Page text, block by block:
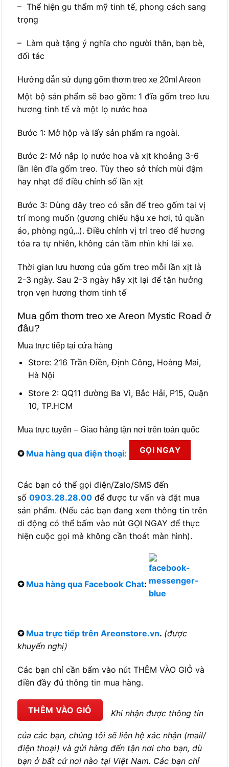
– Thể hiện gu thẩm mỹ tinh tế, phong cách sang
trọng
– Làm quà tặng ý nghĩa cho người thân, bạn bè,
đối tác
Hướng dẫn sử dụng gốm thơm treo xe 20ml Areon
Một bộ sản phẩm sẽ bao gồm: 1 đĩa gốm treo lưu
hương tinh tế và một lọ nước hoa
Bước 1: Mở hộp và lấy sản phẩm ra ngoài.
Bước 2: Mở nắp lọ nước hoa và xịt khoảng 3-6
lần lên đĩa gốm treo. Tùy theo sở thích mùi đậm
hay nhạt để điều chỉnh số lần xịt
Bước 3: Dùng dây treo có sẵn để treo gốm tại vị
trí mong muốn (gương chiếu hậu xe hơi, tủ quần
áo, phòng ngủ,..). Điều chỉnh vị trí treo để hương
tỏa ra tự nhiên, không cản tầm nhìn khi lái xe.
Thời gian lưu hương của gốm treo mỗi lần xịt là
2-3 ngày. Sau 2-3 ngày hãy xịt lại để tận hưởng
trọn vẹn hương thơm tinh tế
Mua gốm thơm treo xe Areon Mystic Road ở
đâu?
Mua trực tiếp tại cửa hàng
Store: 216 Trần Điền, Định Công, Hoàng Mai,
Hà Nội
Store 2: QQ11 đường Ba Vì, Bắc Hải, P15, Quận
10, TP.HCM
Mua trực tuyến – Giao hàng tận nơi trên toàn quốc
✪ Mua hàng qua điện thoại: GỌI NGAY
Các bạn có thể gọi điện/Zalo/SMS đến
số 0903.28.28.00 để được tư vấn và đặt mua
sản phẩm. (Nếu các bạn đang xem thông tin trên
di động có thể bấm vào nút GỌI NGAY để thực
hiện cuộc gọi mà không cần thoát màn hình).
✪ Mua hàng qua Facebook Chat:
✪ Mua trực tiếp trên Areonstore.vn. (được
khuyến nghị)
Các bạn chỉ cần bấm vào nút THÊM VÀO GIỎ và
điền đầy đủ thông tin mua hàng.
THÊM VÀO GIỎ Khi nhận được thông tin
của các bạn, chúng tôi sẽ liên hệ xác nhận (mail/
điện thoại) và gửi hàng đến tận nơi cho bạn, dù
bạn ở bất cứ nơi nào tại Việt Nam. Các bạn chỉ